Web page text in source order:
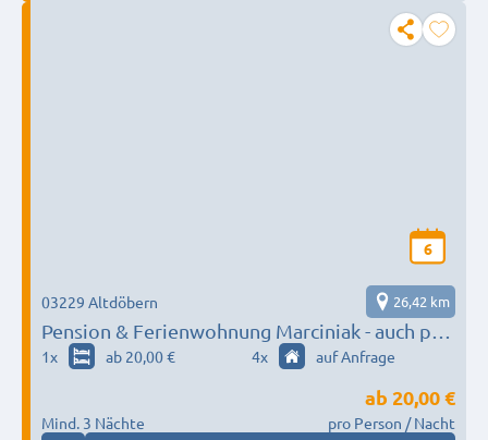
6
Pension & Ferienwohnung Marciniak - auch per
whats app
03229 Altdöbern 26,42 km
1x ab 20,00 € 4x auf Anfrage
Mind. 3 Nächte
ab 20,00 €
pro Person / Nacht